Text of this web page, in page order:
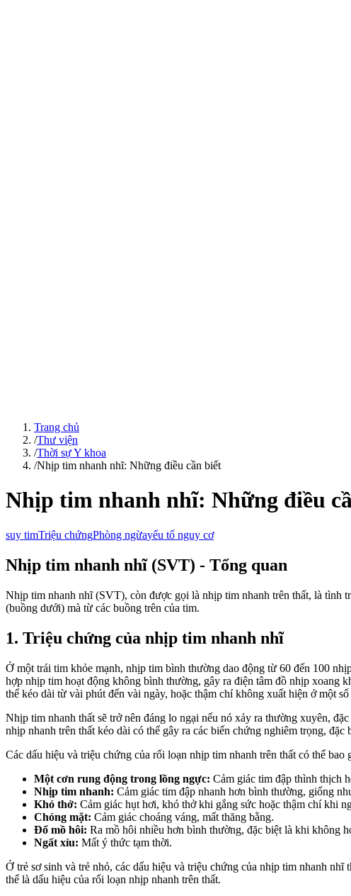
Trang chủ
/Thư viện
/Thời sự Y khoa
/Nhịp tim nhanh nhĩ: Những điều cần biết
Nhịp tim nhanh nhĩ: Những điều
suy timTriệu chứngPhòng ngừayếu tố nguy cơ
Nhịp tim nhanh nhĩ (SVT) - Tổng quan
Nhịp tim nhanh nhĩ (SVT), còn được gọi là nhịp tim nhanh trên thất, là tình
(buồng dưới) mà từ các buồng trên của tim.
1. Triệu chứng của nhịp tim nhanh nhĩ
Ở một trái tim khỏe mạnh, nhịp tim bình thường dao động từ 60 đến 100
hợp nhịp tim hoạt động không bình thường, gây ra điện tâm đồ nhịp xoang
thể kéo dài từ vài phút đến vài ngày, hoặc thậm chí không xuất hiện ở một
Nhịp tim nhanh thất sẽ trở nên đáng lo ngại nếu nó xảy ra thường xuyên,
nhịp nhanh trên thất kéo dài có thể gây ra các biến chứng nghiêm trọng,
Các dấu hiệu và triệu chứng của rối loạn nhịp tim nhanh trên thất có thể bao
Một cơn rung động trong lồng ngực: Cảm giác tim đập thình thịch
Nhịp tim nhanh: Cảm giác tim đập nhanh hơn bình thường, giống
Khó thở: Cảm giác hụt hơi, khó thở khi gắng sức hoặc thậm chí khi
Chóng mặt: Cảm giác choáng váng, mất thăng bằng.
Đổ mồ hôi: Ra mồ hôi nhiều hơn bình thường, đặc biệt là khi không
Ngất xỉu: Mất ý thức tạm thời.
Ở trẻ sơ sinh và trẻ nhỏ, các dấu hiệu và triệu chứng của nhịp tim nhanh
thể là dấu hiệu của rối loạn nhịp nhanh trên thất.